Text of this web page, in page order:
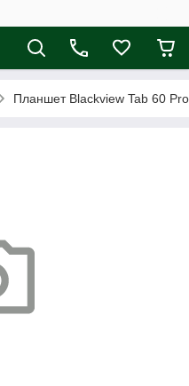
Планшет Blackview Tab 60